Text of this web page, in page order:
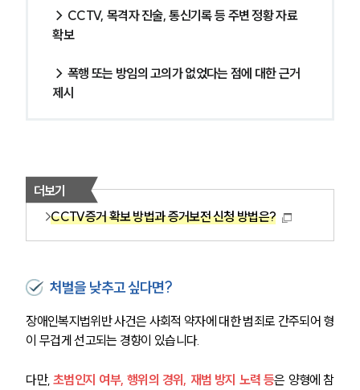
→ CCTV, 목격자 진술, 통신기록 등 주변 정황 자료
확보
→ 폭행 또는 방임의 고의가 없었다는 점에 대한 근거
제시
더보기
CCTV증거 확보 방법과 증거보전 신청 방법은?
처벌을 낮추고 싶다면?
장애인복지법위반 사건은 사회적 약자에 대한 범죄로 간주되어 형
이 무겁게 선고되는 경향이 있습니다.
다만, 초범인지 여부, 행위의 경위, 재범 방지 노력 등은 양형에 참